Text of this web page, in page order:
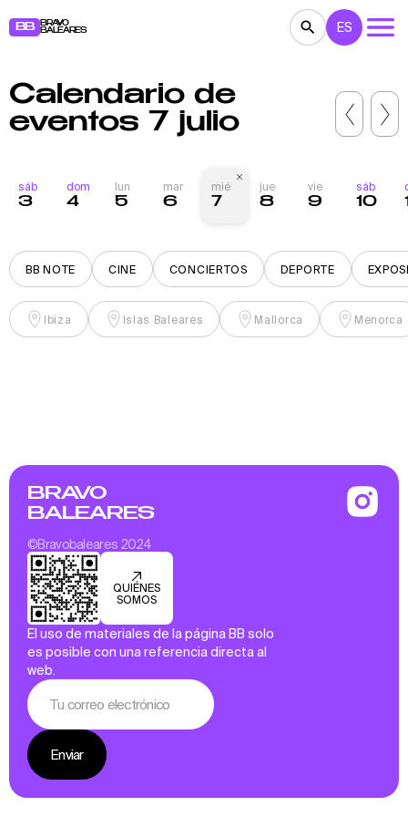
BB
BRAVO
BALEARES
CONCIERTOS TEATRO
EXPOSICIONES FESTIVALES DEPORTE
PARA NIÑOS BB NOTE
ES
Calendario de
eventos 7 julio
sáb
3
dom
4
lun
5
mar
6
mié
7
jue
8
vie
9
sáb
10
BB NOTE CINE CONCIERTOS DEPORTE
Ibiza Islas Baleares Mallorca Menorca
BRAVO
BALEARES
©Bravobaleares 2024
QUIÉNES
SOMOS
El uso de materiales de la página BB solo
es posible con una referencia directa al
web.